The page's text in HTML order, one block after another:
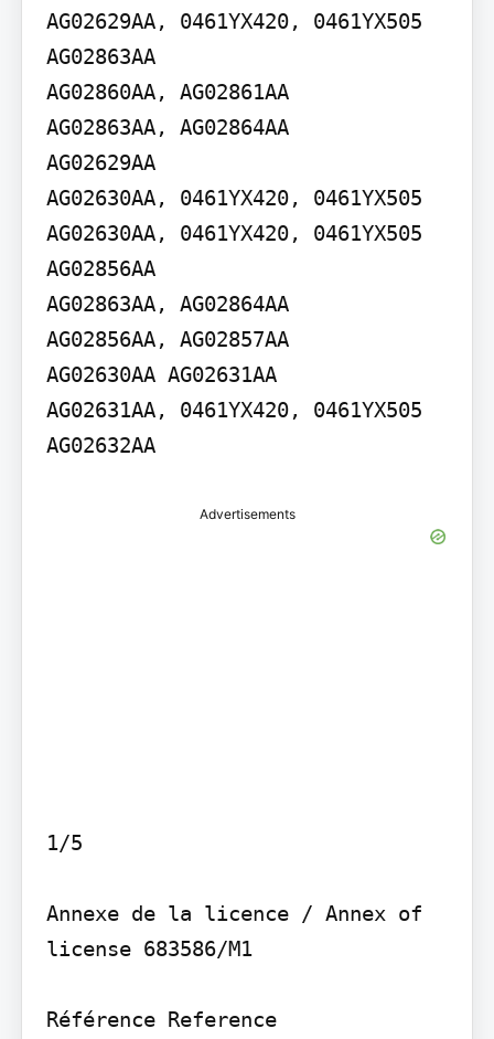
AG02629AA, 0461YX420, 0461YX505
AG02863AA
AG02860AA, AG02861AA
AG02863AA, AG02864AA
AG02629AA
AG02630AA, 0461YX420, 0461YX505
AG02630AA, 0461YX420, 0461YX505
AG02856AA
AG02863AA, AG02864AA
AG02856AA, AG02857AA
AG02630AA AG02631AA
AG02631AA, 0461YX420, 0461YX505
AG02632AA
Advertisements
1/5
Annexe de la licence / Annex of
license 683586/M1
Référence Reference